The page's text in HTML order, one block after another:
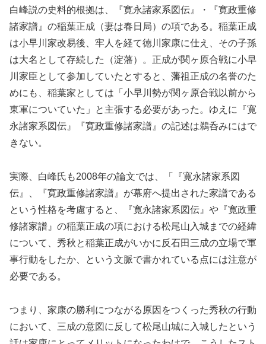
白峰説の史料的根拠は、『寛永諸家系図伝』・『寛政重修
諸家譜』の稲葉正成（妻は春日局）の項である。稲葉正成
は小早川家改易後、牢人を経て徳川家康に仕え、その子孫
は大名として存続した（淀藩）。正成が関ヶ原合戦に小早
川家臣として参加していたとすると、藩祖正成の名誉のた
めにも、稲葉家としては「小早川勢が関ヶ原合戦以前から
東軍についていた」と主張する必要があった。ゆえに『寛
永諸家系図伝』『寛政重修諸家譜』の記述は鵜呑みにはで
きない。
実際、白峰氏も2008年の論文では、「『寛永諸家系図
伝』、『寛政重修諸家譜』が幕府へ提出された家譜である
という性格を考慮すると、『寛永諸家系図伝』や『寛政重
修諸家譜』の稲葉正成の項における松尾山入城までの経緯
について、秀秋と稲葉正成がいかに反石田三成の立場で軍
事行動をしたか、という文脈で書かれている点には注意が
必要である。
つまり、家康の勝利につながる原因をつくった秀秋の行動
において、三成の意図に反して松尾山城に入城したという